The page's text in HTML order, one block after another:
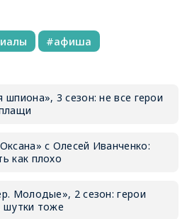
афиша
шпиона», 3 сезон: не все герои
с Олесей Иванченко:
как плохо
Молодые», 2 сезон: герои
шутки тоже